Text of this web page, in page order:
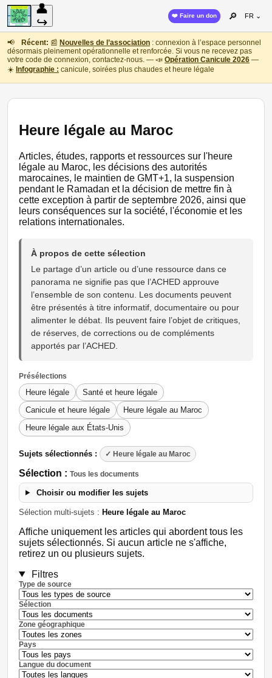
👤
↪
❤️ Faire un don 🔎 FR ⌄
📢 Récent: 📰 Nouvelles de l’association : connexion à l’espace personnel
désormais pleinement opérationnelle et renforcée. Si vous ne recevez pas
votre code de connexion, contactez-nous. — 📣 Opération Canicule 2026 —
☀️ Infographie : canicule, soirées plus chaudes et heure légale
Heure légale au Maroc
Articles, études, rapports et ressources sur l'heure
légale au Maroc, les décisions des autorités
marocaines, le maintien de GMT+1, la suspension
pendant le Ramadan et la décision de mettre fin à
cette exception à partir de septembre 2026, ainsi que
leurs conséquences sur la société, l'économie et les
relations internationales.
À propos de cette sélection
Le partage d’un article ou d’une ressource dans ce
panorama ne signifie pas que l’ACHED approuve
l’ensemble de son contenu. Les documents peuvent
être présentés à titre informatif, documentaire ou pour
alimenter le débat. Ils peuvent faire l’objet de critiques,
de réserves, de corrections ou de compléments
apportés par l’ACHED.
Présélections
Heure légale
Santé et heure légale
Canicule et heure légale
Heure légale au Maroc
Heure légale aux États-Unis
Sujets sélectionnés : ✓ Heure légale au Maroc
Sélection : Tous les documents
Choisir ou modifier les sujets
Sélection multi-sujets : Heure légale au Maroc
Affiche uniquement les articles qui abordent tous les
sujets sélectionnés. Si aucun article ne s'affiche,
retirez un ou plusieurs sujets.
Filtres
Type de source
Sélection
Zone géographique
Pays
Langue du document